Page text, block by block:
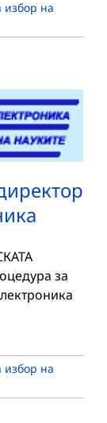
избор на
за
избор на